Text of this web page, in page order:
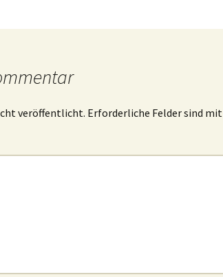
veröffentlicht. Erforderliche Felder sind mit